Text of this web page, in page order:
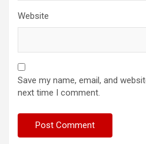
Website
Save my name, email, and
next time I comment.